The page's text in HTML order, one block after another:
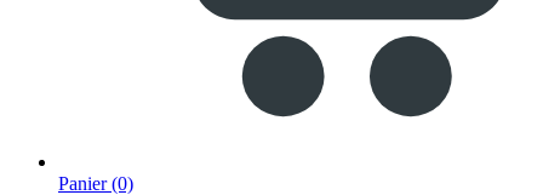
Panier (0)